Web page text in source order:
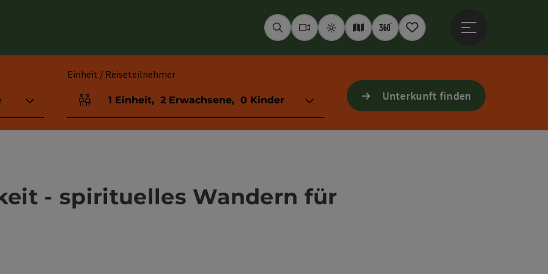
SuchenWebcams
WetterInteraktive Karte
360° Panoramen
Merkzettel
Einheit / Reiseteilnehmer
Einheitenanzahl und Personenfelder
1 Einheit, 2 Erwachsene, 0 Kinder Unterkunft finden
- spirituelles Wandern für